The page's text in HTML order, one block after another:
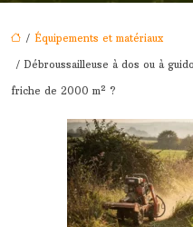
/ Équipements et matériaux
/ Débroussailleuse à dos ou à
friche de 2000 m² ?